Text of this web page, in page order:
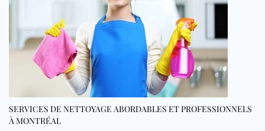
SERVICES DE NETTOYAGE ABORDABLES ET PROFESSIONNELS
À MONTRÉAL